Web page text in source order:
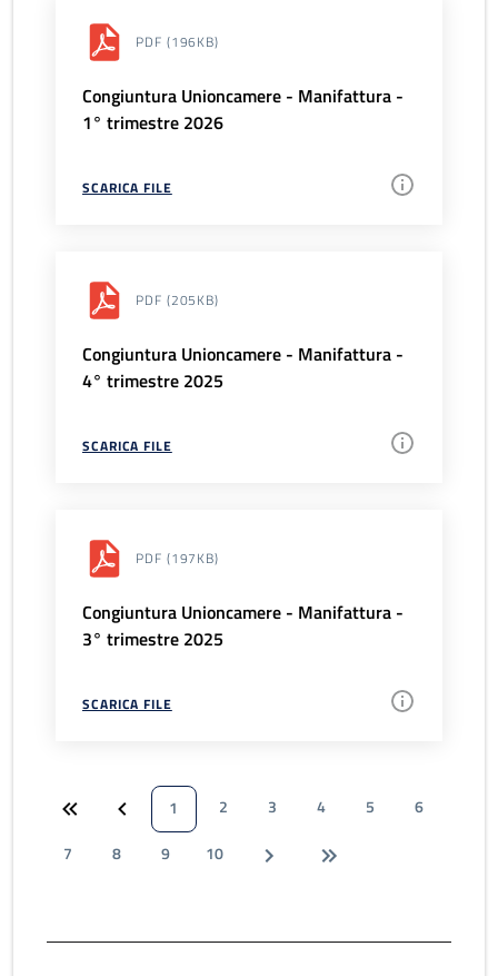
PDF (196KB)
Congiuntura Unioncamere - Manifattura -
1° trimestre 2026
SCARICA FILE
PDF (205KB)
Congiuntura Unioncamere - Manifattura -
4° trimestre 2025
SCARICA FILE
PDF (197KB)
Congiuntura Unioncamere - Manifattura -
3° trimestre 2025
SCARICA FILE
1 2 3 4 5
6
7
8 9 10